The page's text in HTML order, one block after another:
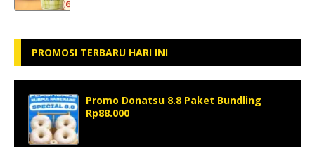
PROMOSI TERBARU HARI INI
Promo Donatsu 8.8 Paket Bundling
Rp88.000